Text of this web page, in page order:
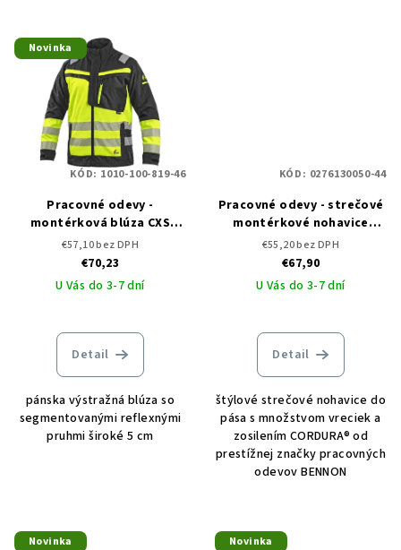
Novinka
Pracovné odevy -
montérková blúza CXS
NAOS
€57,10 bez DPH
€70,23
U Vás do 3-7 dní
Detail
pánska výstražná blúza so
segmentovanými reflexnými
pruhmi široké 5 cm
KÓD: 1010-100-819-46
Pracovné odevy - strečové
montérkové nohavice
EREBOS Trousers
€55,20 bez DPH
€67,90
U Vás do 3-7 dní
Detail
štýlové strečové nohavice do
pása s množstvom vreciek a
zosilením CORDURA® od
prestížnej značky pracovných
odevov BENNON
KÓD: 0276130050-44
Novinka Novinka